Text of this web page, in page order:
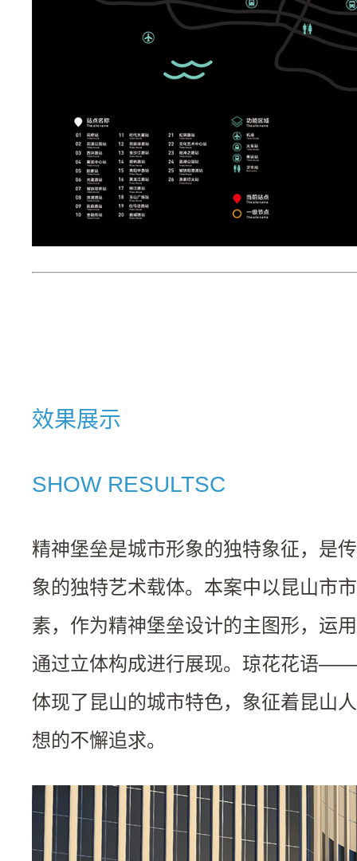
效果展示
SHOW RESULTSC
精神堡垒是城市形象的独特象征，是
象的独特艺术载体。本案中以昆山市
素，作为精神堡垒设计的主图形，运
通过立体构成进行展现。琼花花语
体现了昆山的城市特色，象征着昆山
想的不懈追求。